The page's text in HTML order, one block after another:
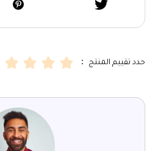
حدد تقييم المنتج ：